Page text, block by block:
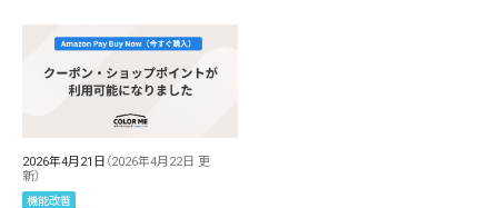
2026年4月21日 （2026年4月22日 更
新）
機能改善